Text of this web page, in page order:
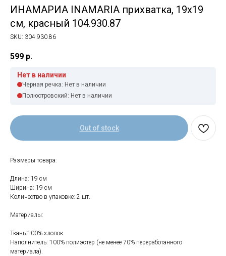
ИНАМАРИА INAMARIA прихватка, 19х19
см, красный 104.930.87
SKU: 304.930.86
599 р.
Нет в наличии
Черная речка: Нет в наличии
Полюстровский: Нет в наличии
Out of stock
Размеры товара:
Длина: 19 см
Ширина: 19 см
Количество в упаковке: 2 шт.
Материалы:
Ткань:100% хлопок
Наполнитель: 100% полиэстер (не менее 70% переработанного
материала).
+7 (903) 969-57-59
Свяжитесь с нами